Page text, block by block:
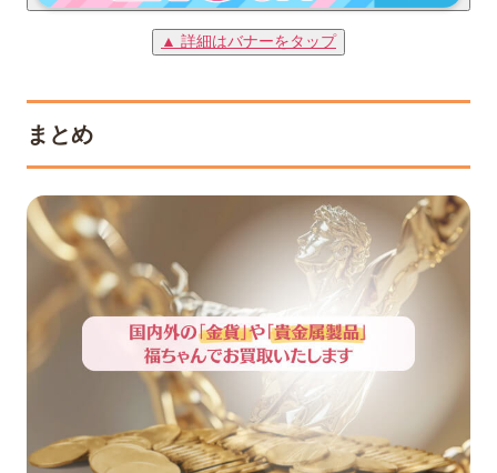
▲ 詳細はバナーをタップ
まとめ